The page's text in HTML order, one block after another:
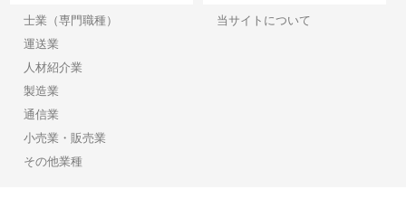
士業（専門職種）
運送業
人材紹介業
製造業
通信業
小売業・販売業
その他業種
当サイトについて